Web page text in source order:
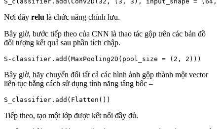
Nơi đây relu là chức năng chỉnh lưu.
Bây giờ, bước tiếp theo của CNN là thao tác gộp trên các bản đồ
đối tượng kết quả sau phần tích chập.
Bây giờ, hãy chuyển đổi tất cả các hình ảnh gộp thành một vector
liên tục bằng cách sử dụng tính năng tâng bốc –
Tiếp theo, tạo một lớp được kết nối đầy đủ.